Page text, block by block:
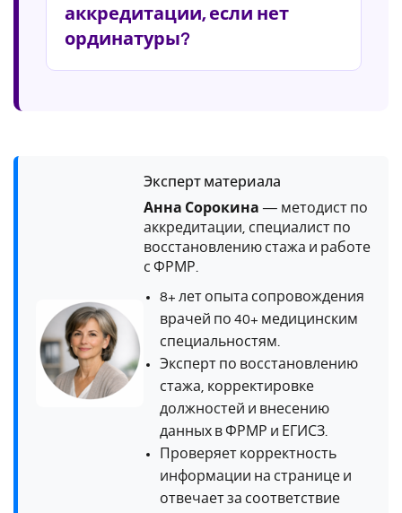
аккредитации, если нет
ординатуры?
Эксперт материала
Анна Сорокина — методист по
аккредитации, специалист по
восстановлению стажа и работе
с ФРМР.
8+ лет опыта сопровождения
врачей по 40+ медицинским
специальностям.
Эксперт по восстановлению
стажа, корректировке
должностей и внесению
данных в ФРМР и ЕГИСЗ.
Проверяет корректность
информации на странице и
отвечает за соответствие